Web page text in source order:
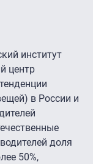
институт
центр
в России и
доля
50%,